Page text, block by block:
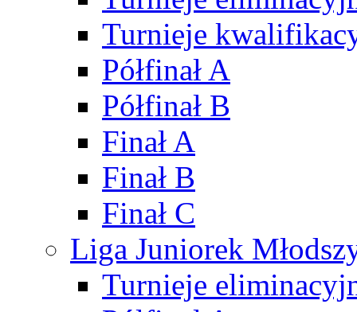
Turnieje
Półfinał A
Półfinał B
Finał A
Finał B
Finał C
Liga Juniorek
Turnieje